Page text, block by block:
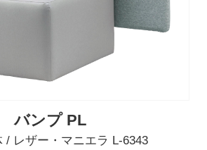
バンプ PL
/ レザー・マニエラ L-6343